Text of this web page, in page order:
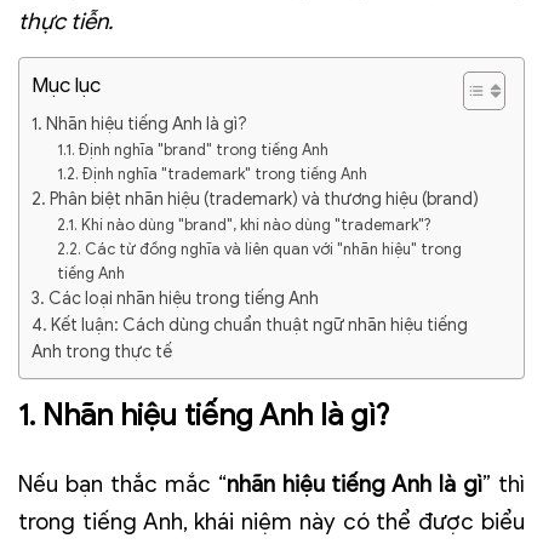
thực tiễn.
Mục lục
1. Nhãn hiệu tiếng Anh là gì?
1.1. Định nghĩa "brand" trong tiếng Anh
1.2. Định nghĩa "trademark" trong tiếng Anh
2. Phân biệt nhãn hiệu (trademark) và thương hiệu (brand)
2.1. Khi nào dùng "brand", khi nào dùng "trademark"?
2.2. Các từ đồng nghĩa và liên quan với "nhãn hiệu" trong
tiếng Anh
3. Các loại nhãn hiệu trong tiếng Anh
4. Kết luận: Cách dùng chuẩn thuật ngữ nhãn hiệu tiếng
Anh trong thực tế
1. Nhãn hiệu tiếng Anh là gì?
Nếu bạn thắc mắc “nhãn hiệu tiếng Anh là gì” thì
trong tiếng Anh, khái niệm này có thể được biểu